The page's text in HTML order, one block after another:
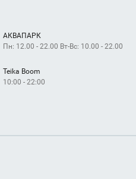
АКВАПАРК
Пн: 12.00 - 22.00 Вт-Вс: 10.00 - 22.00
Teika Boom
10:00 - 22:00